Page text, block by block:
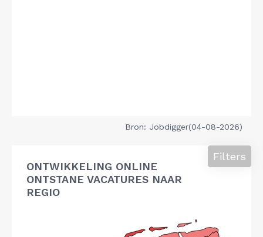
Bron: Jobdigger(04-08-2026)
ONTWIKKELING ONLINE
ONTSTANE VACATURES NAAR
REGIO
Filters